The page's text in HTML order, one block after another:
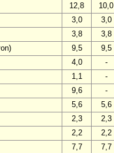
12,8
10,0
3,0
3,0
3,8
3,8
9,5
9,5
4,0
-
1,1
-
9,6
-
5,6
5,6
2,3
2,3
2,2
2,2
7,7
7,7